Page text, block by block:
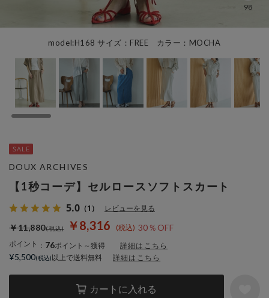
model:H168 サイズ：FREE カラー：MOCHA
98
【1秒コーデ】セルロースソフトスカート
5.0 （1） レビューを見る
￥8,316 30％OFF
￥11,880
ポイント ： 76ポイント～獲得 詳細はこちら
カートに入れる
DOUX ARCHIVES
¥5,500 以上で送料無料 詳細はこちら